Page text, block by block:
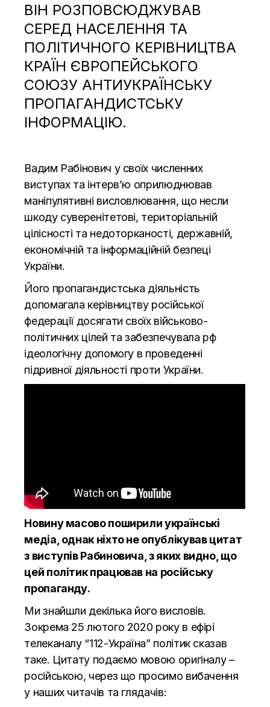
ВІН РОЗПОВСЮДЖУВАВ
СЕРЕД НАСЕЛЕННЯ ТА
ПОЛІТИЧНОГО КЕРІВНИЦТВА
КРАЇН ЄВРОПЕЙСЬКОГО
СОЮЗУ АНТИУКРАЇНСЬКУ
ПРОПАГАНДИСТСЬКУ
ІНФОРМАЦІЮ.
Вадим Рабінович у своїх численних
виступах та інтерв’ю оприлюднював
маніпулятивні висловлювання, що несли
шкоду суверенітетові, територіальній
цілісності та недоторканості, державній,
економічній та інформаційній безпеці
України.
Його пропагандистська діяльність
допомагала керівництву російської
федерації досягати своїх військово-
політичних цілей та забезпечувала рф
ідеологічну допомогу в проведенні
підривної діяльності проти України.
Новину масово поширили українські
медіа, однак ніхто не опублікував цитат
з виступів Рабиновича, з яких видно, що
цей політик працював на російську
пропаганду.
Ми знайшли декілька його висловів.
Зокрема 25 лютого 2020 року в ефірі
телеканалу “112-Україна” політик сказав
таке. Цитату подаємо мовою оригіналу –
російською, через що просимо вибачення
у наших читачів та глядачів: